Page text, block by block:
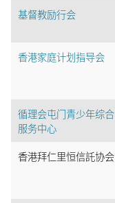
基督教励行会
香港家庭计划指导会
循理会屯门青少年综合
服务中心
香港拜仁里恒信託协会